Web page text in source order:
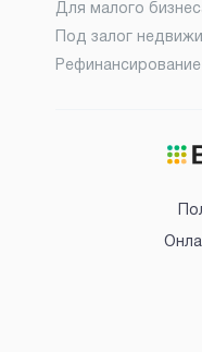
Для малого
Под залог
Рефинансирование